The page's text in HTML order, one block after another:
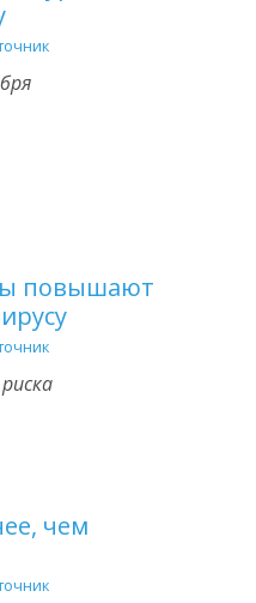
повышают
чем